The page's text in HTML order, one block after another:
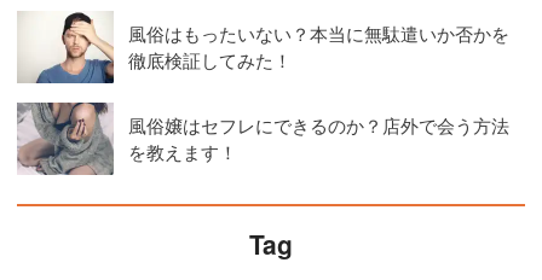
風俗はもったいない？本当に無駄遣いか否かを
徹底検証してみた！
風俗嬢はセフレにできるのか？店外で会う方法
を教えます！
Tag